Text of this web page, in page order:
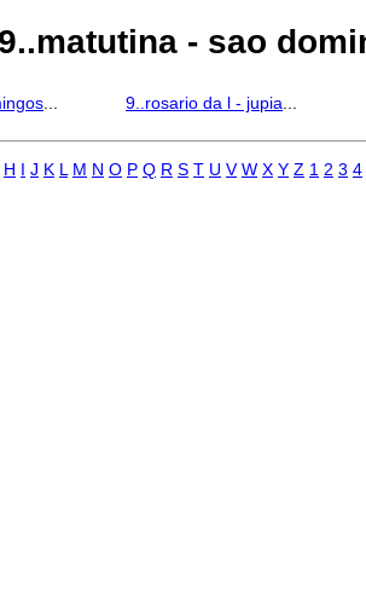
- sao
9..rosario da l - jupia
H I J K L M N O P Q R S T U V W X Y Z 1 2 3 4